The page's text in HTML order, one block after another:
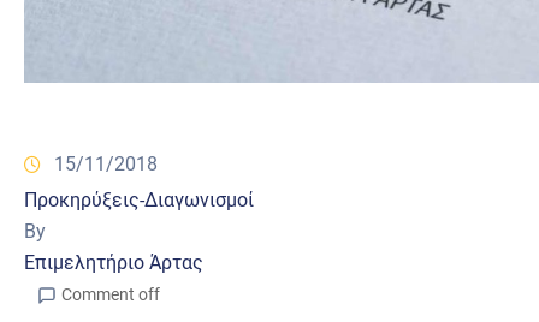
15/11/2018
Προκηρύξεις-Διαγωνισμοί
By
Επιμελητήριο Άρτας
Comment off